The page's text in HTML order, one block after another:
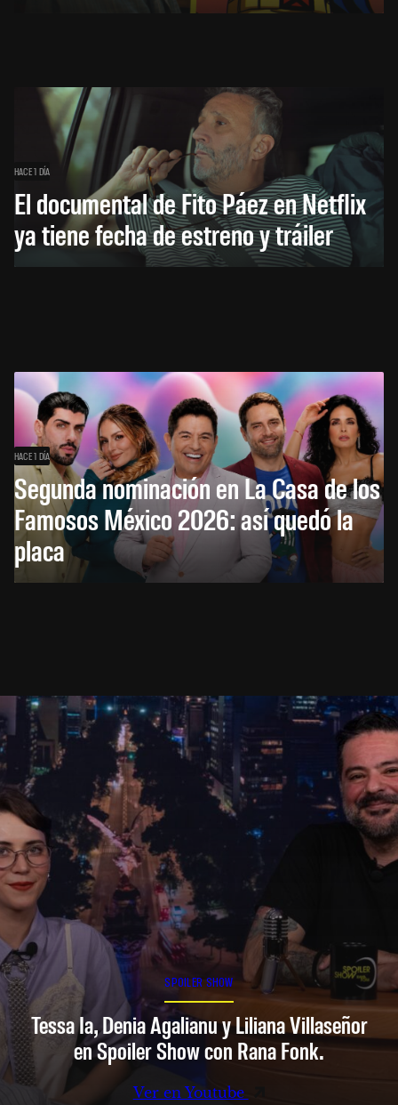
HACE 1 DÍA
El documental de Fito Páez en Netflix
ya tiene fecha de estreno y tráiler
HACE 1 DÍA
Segunda nominación en La Casa de los
Famosos México 2026: así quedó la
placa
SPOILER SHOW
Tessa Ia, Denia Agalianu y Liliana Villaseñor
en Spoiler Show con Rana Fonk.
Ver en Youtube